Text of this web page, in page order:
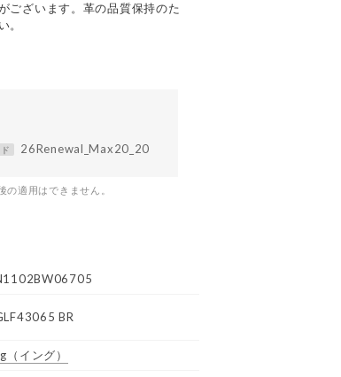
ございます。革の品質保持のた
。
26Renewal_Max20_20
適用はできません。
BR
（イング）